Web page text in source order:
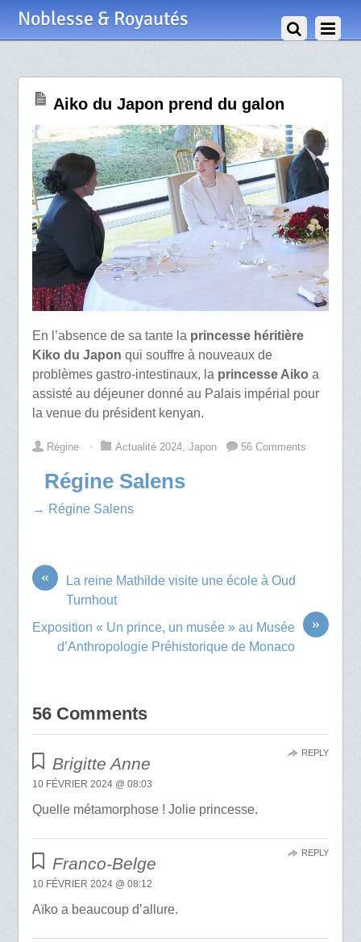
Noblesse & Royautés
Aiko du Japon prend du galon
En l’absence de sa tante la princesse héritière
Kiko du Japon qui souffre à nouveaux de
problèmes gastro-intestinaux, la princesse Aiko a
assisté au déjeuner donné au Palais impérial pour
la venue du président kenyan.
Régine ⋅ Actualité 2024, Japon 56 Comments
Régine Salens
→ Régine Salens
«
La reine Mathilde visite une école à Oud
Turnhout
»
Exposition « Un prince, un musée » au Musée
d’Anthropologie Préhistorique de Monaco
56 Comments
Brigitte Anne
10 FÉVRIER 2024 @ 08:03
Quelle métamorphose ! Jolie princesse.
REPLY
Franco-Belge
10 FÉVRIER 2024 @ 08:12
Aïko a beaucoup d’allure.
REPLY